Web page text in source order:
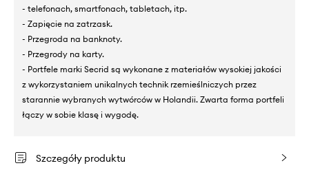
- telefonach, smartfonach, tabletach, itp.
- Zapięcie na zatrzask.
- Przegroda na banknoty.
- Przegrody na karty.
- Portfele marki Secrid są wykonane z materiałów wysokiej jakości
z wykorzystaniem unikalnych technik rzemieślniczych przez
starannie wybranych wytwórców w Holandii. Zwarta forma portfeli
łączy w sobie klasę i wygodę.
Szczegóły produktu